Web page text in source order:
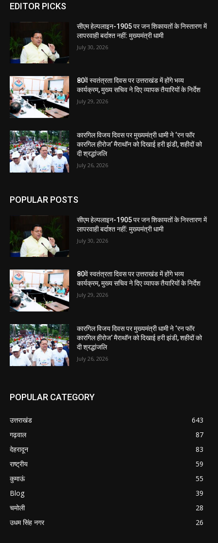
EDITOR PICKS
सीएम हेल्पलाइन-1905 पर जन शिकायतों के निस्तारण में
लापरवाही बर्दाश्त नहीं: मुख्यमंत्री धामी
July 30, 2026
80वें स्वतंत्रता दिवस पर उत्तराखंड में होंगे भव्य
कार्यक्रम, मुख्य सचिव ने दिए व्यापक तैयारियों के निर्देश
July 29, 2026
कारगिल विजय दिवस पर मुख्यमंत्री धामी ने ‘रन फॉर
कारगिल हीरोज’ मैराथॉन को दिखाई हरी झंडी, शहीदों को
दी श्रद्धांजलि
July 26, 2026
POPULAR POSTS
सीएम हेल्पलाइन-1905 पर जन शिकायतों के निस्तारण में
लापरवाही बर्दाश्त नहीं: मुख्यमंत्री धामी
July 30, 2026
80वें स्वतंत्रता दिवस पर उत्तराखंड में होंगे भव्य
कार्यक्रम, मुख्य सचिव ने दिए व्यापक तैयारियों के निर्देश
July 29, 2026
कारगिल विजय दिवस पर मुख्यमंत्री धामी ने ‘रन फॉर
कारगिल हीरोज’ मैराथॉन को दिखाई हरी झंडी, शहीदों को
दी श्रद्धांजलि
July 26, 2026
POPULAR CATEGORY
उत्तराखंड
643
गढ़वाल
87
देहरादून
83
राष्ट्रीय
59
कुमाऊं
55
Blog
39
चमोली
28
उधम सिंह नगर
26